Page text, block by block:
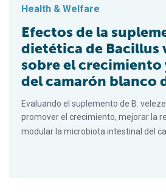
Health & Welfare
Efectos de la
dietética de Bacillus
sobre el crecimiento
del camarón blanco
Evaluando el suplemento de B.
promover el crecimiento, mejorar la
modular la microbiota intestinal del